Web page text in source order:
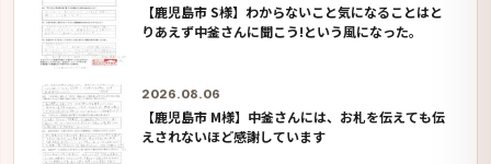
【鹿児島市 S様】わからないこと気になることはと
りあえず中釜さんに聞こう!という風になった。
2026.08.06
【鹿児島市 M様】中釜さんには、お札を伝えても伝
えされないほど感謝しています